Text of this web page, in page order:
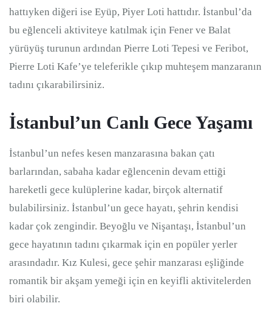
hattıyken diğeri ise Eyüp, Piyer Loti hattıdır. İstanbul’da
bu eğlenceli aktiviteye katılmak için Fener ve Balat
yürüyüş turunun ardından Pierre Loti Tepesi ve Feribot,
Pierre Loti Kafe’ye teleferikle çıkıp muhteşem manzaranın
tadını çıkarabilirsiniz.
İstanbul’un Canlı Gece Yaşamı
İstanbul’un nefes kesen manzarasına bakan çatı
barlarından, sabaha kadar eğlencenin devam ettiği
hareketli gece kulüplerine kadar, birçok alternatif
bulabilirsiniz. İstanbul’un gece hayatı, şehrin kendisi
kadar çok zengindir. Beyoğlu ve Nişantaşı, İstanbul’un
gece hayatının tadını çıkarmak için en popüler yerler
arasındadır. Kız Kulesi, gece şehir manzarası eşliğinde
romantik bir akşam yemeği için en keyifli aktivitelerden
biri olabilir.